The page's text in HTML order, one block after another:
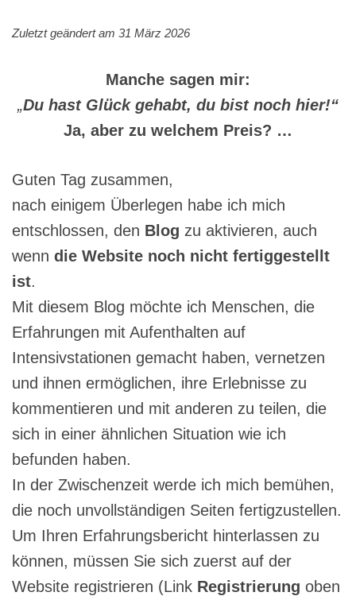
Zuletzt geändert am 31 März 2026
Manche sagen mir:
„Du hast Glück gehabt, du bist noch hier!“
Ja, aber zu welchem Preis? …
Guten Tag zusammen,
nach einigem Überlegen habe ich mich
entschlossen, den Blog zu aktivieren, auch
wenn die Website noch nicht fertiggestellt
ist.
Mit diesem Blog möchte ich Menschen, die
Erfahrungen mit Aufenthalten auf
Intensivstationen gemacht haben, vernetzen
und ihnen ermöglichen, ihre Erlebnisse zu
kommentieren und mit anderen zu teilen, die
sich in einer ähnlichen Situation wie ich
befunden haben.
In der Zwischenzeit werde ich mich bemühen,
die noch unvollständigen Seiten fertigzustellen.
Um Ihren Erfahrungsbericht hinterlassen zu
können, müssen Sie sich zuerst auf der
Website registrieren (Link Registrierung oben